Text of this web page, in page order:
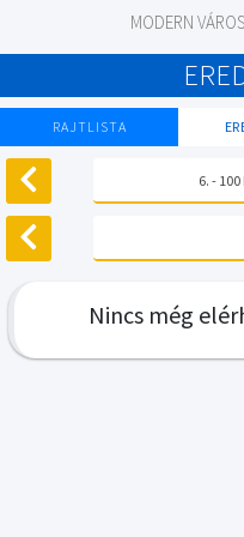
MODERN
RAJTLISTA
6. - 100
Nincs még